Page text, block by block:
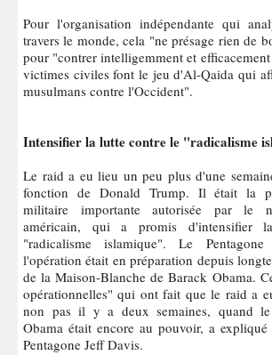
Pour l'organisation indépendante qui
travers le monde, cela "ne présage rien de
pour "contrer intelligemment et
victimes civiles font le jeu d'Al-Qaida qui
musulmans contre l'Occident".
Intensifier la lutte contre le "radicalisme
Le raid a eu lieu un peu plus d'une
fonction de Donald Trump. Il était la
militaire importante autorisée par le
américain, qui a promis d'intensifier
"radicalisme islamique". Le
l'opération était en préparation depuis
de la Maison-Blanche de Barack Obama.
opérationnelles" qui ont fait que le raid a
non pas il y a deux semaines, quand le
Obama était encore au pouvoir, a
Pentagone Jeff Davis.